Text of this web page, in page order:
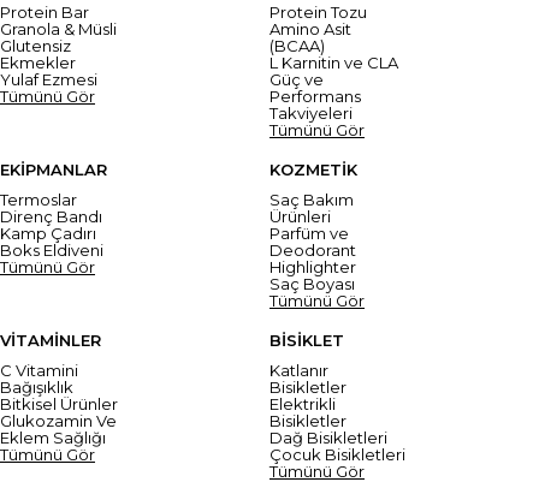
Protein Bar
Granola & Müsli
Glutensiz
Ekmekler
Yulaf Ezmesi
Tümünü Gör
Protein Tozu
Amino Asit
(BCAA)
L Karnitin ve CLA
Güç ve
Performans
Takviyeleri
Tümünü Gör
EKİPMANLAR
Termoslar
Direnç Bandı
Kamp Çadırı
Boks Eldiveni
Tümünü Gör
KOZMETİK
Saç Bakım
Ürünleri
Parfüm ve
Deodorant
Highlighter
Saç Boyası
Tümünü Gör
VİTAMİNLER
C Vitamini
Bağışıklık
Bitkisel Ürünler
Glukozamin Ve
Eklem Sağlığı
Tümünü Gör
BİSİKLET
Katlanır
Bisikletler
Elektrikli
Bisikletler
Dağ Bisikletleri
Çocuk Bisikletleri
Tümünü Gör